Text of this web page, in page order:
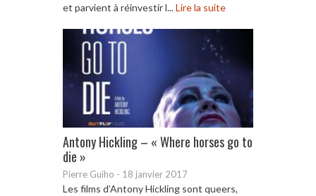
et parvient à réinvestir l...Lire la suite
Antony Hickling – « Where horses go to
die »
Pierre Guiho - 18 janvier 2017
Les films d’Antony Hickling sont queers,